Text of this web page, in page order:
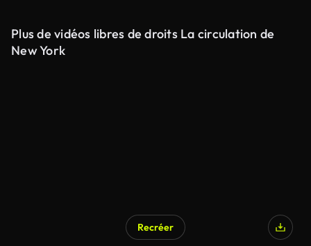
Plus de vidéos libres de droits La circulation de
New York
Recréer